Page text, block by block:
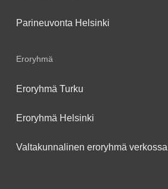
Parineuvonta Helsinki
Eroryhmä
Eroryhmä Turku
Eroryhmä Helsinki
Valtakunnalinen eroryhmä verkossa